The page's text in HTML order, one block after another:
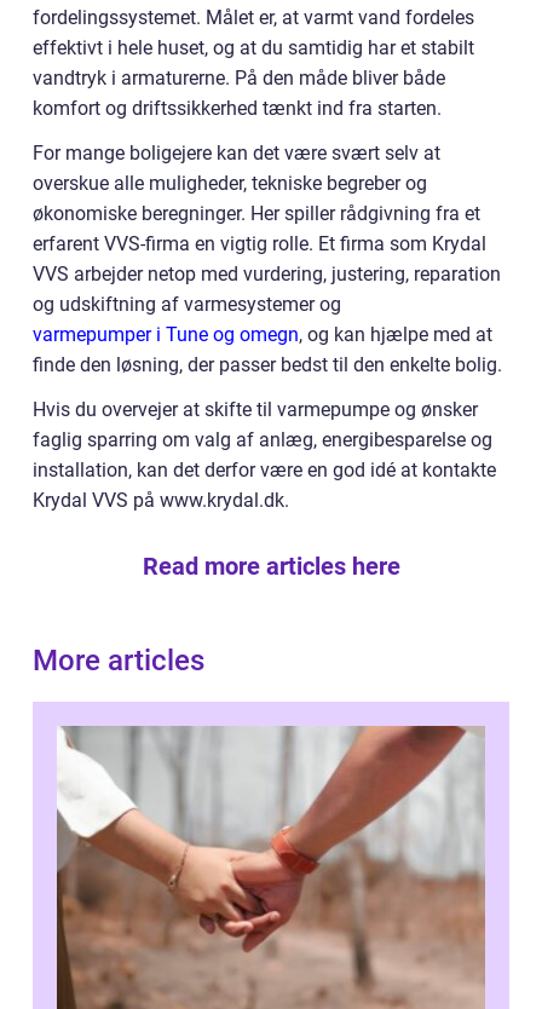
fordelingssystemet. Målet er, at varmt vand fordeles
effektivt i hele huset, og at du samtidig har et stabilt
vandtryk i armaturerne. På den måde bliver både
komfort og driftssikkerhed tænkt ind fra starten.
For mange boligejere kan det være svært selv at
overskue alle muligheder, tekniske begreber og
økonomiske beregninger. Her spiller rådgivning fra et
erfarent VVS-firma en vigtig rolle. Et firma som Krydal
VVS arbejder netop med vurdering, justering, reparation
og udskiftning af varmesystemer og
varmepumper i Tune og omegn, og kan hjælpe med at
finde den løsning, der passer bedst til den enkelte bolig.
Hvis du overvejer at skifte til varmepumpe og ønsker
faglig sparring om valg af anlæg, energibesparelse og
installation, kan det derfor være en god idé at kontakte
Krydal VVS på www.krydal.dk.
Read more articles here
More articles